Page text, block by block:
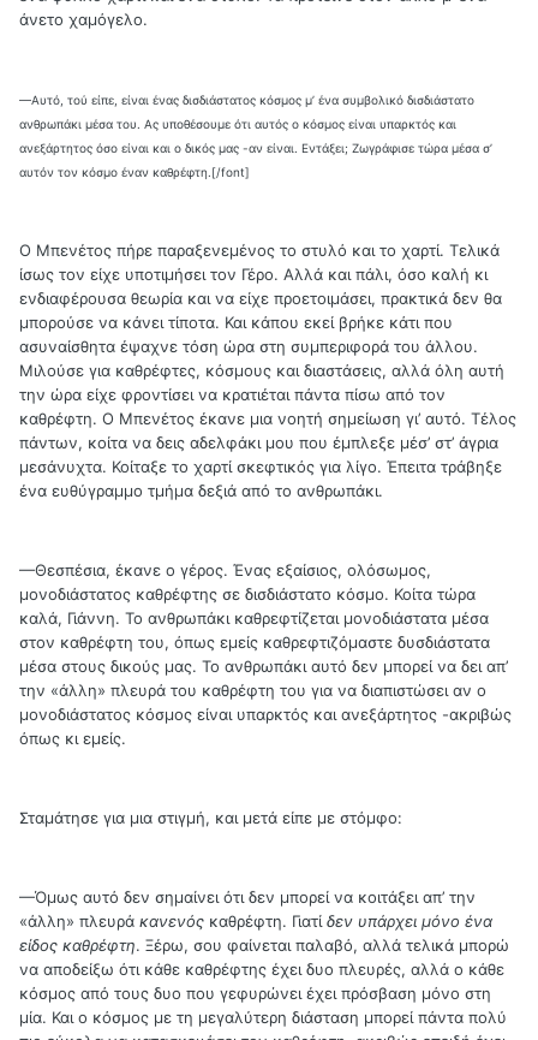
άνετο χαμόγελο.
—Αυτό, τού είπε, είναι ένας δισδιάστατος κόσμος μ’ ένα συμβολικό δισδιάστατο
ανθρωπάκι μέσα του. Ας υποθέσουμε ότι αυτός ο κόσμος είναι υπαρκτός και
ανεξάρτητος όσο είναι και ο δικός μας -αν είναι. Εντάξει; Ζωγράφισε τώρα μέσα σ’
αυτόν τον κόσμο έναν καθρέφτη. [/font]
Ο Μπενέτος πήρε παραξενεμένος το στυλό και το χαρτί. Τελικά
ίσως τον είχε υποτιμήσει τον Γέρο. Αλλά και πάλι, όσο καλή κι
ενδιαφέρουσα θεωρία και να είχε προετοιμάσει, πρακτικά δεν θα
μπορούσε να κάνει τίποτα. Και κάπου εκεί βρήκε κάτι που
ασυναίσθητα έψαχνε τόση ώρα στη συμπεριφορά του άλλου.
Μιλούσε για καθρέφτες, κόσμους και διαστάσεις, αλλά όλη αυτή
την ώρα είχε φροντίσει να κρατιέται πάντα πίσω από τον
καθρέφτη. Ο Μπενέτος έκανε μια νοητή σημείωση γι’ αυτό. Τέλος
πάντων, κοίτα να δεις αδελφάκι μου που έμπλεξε μέσ’ στ’ άγρια
μεσάνυχτα. Κοίταξε το χαρτί σκεφτικός για λίγο. Έπειτα τράβηξε
ένα ευθύγραμμο τμήμα δεξιά από το ανθρωπάκι.
—Θεσπέσια, έκανε ο γέρος. Ένας εξαίσιος, ολόσωμος,
μονοδιάστατος καθρέφτης σε δισδιάστατο κόσμο. Κοίτα τώρα
καλά, Γιάννη. Το ανθρωπάκι καθρεφτίζεται μονοδιάστατα μέσα
στον καθρέφτη του, όπως εμείς καθρεφτιζόμαστε δυσδιάστατα
μέσα στους δικούς μας. Το ανθρωπάκι αυτό δεν μπορεί να δει απ’
την «άλλη» πλευρά του καθρέφτη του για να διαπιστώσει αν ο
μονοδιάστατος κόσμος είναι υπαρκτός και ανεξάρτητος -ακριβώς
όπως κι εμείς.
Σταμάτησε για μια στιγμή, και μετά είπε με στόμφο:
—Όμως αυτό δεν σημαίνει ότι δεν μπορεί να κοιτάξει απ’ την
«άλλη» πλευρά κανενός καθρέφτη. Γιατί δεν υπάρχει μόνο ένα
είδος καθρέφτη. Ξέρω, σου φαίνεται παλαβό, αλλά τελικά μπορώ
να αποδείξω ότι κάθε καθρέφτης έχει δυο πλευρές, αλλά ο κάθε
κόσμος από τους δυο που γεφυρώνει έχει πρόσβαση μόνο στη
μία. Και ο κόσμος με τη μεγαλύτερη διάσταση μπορεί πάντα πολύ